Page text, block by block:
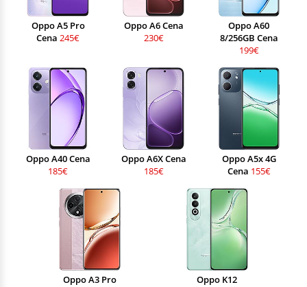
Oppo A5 Pro
Cena 245€
Oppo A6 Cena
230€
Oppo A60
8/256GB Cena
199€
Oppo A40 Cena
185€
Oppo A6X Cena
185€
Oppo A5x 4G
Cena 155€
Oppo A3 Pro
Oppo K12